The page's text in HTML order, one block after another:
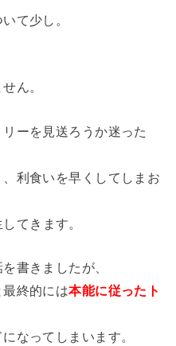
て少し。
ん。
ーを見送ろうか迷った
利食いを早くしてしまお
てきます。
書きましたが、
終的には本能に従ったト
なってしまいます。